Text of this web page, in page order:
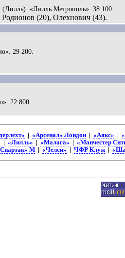
(Лилль). «Лилль Метрополь». 38 100.
(20), Олехнович (43).
29 200.
22 800.
| «Арсенал» Лондон| «Аякс» |
| «Лилль» | «Малага» | «Манчестер
М| «Челси» | ЧФР Клуж|